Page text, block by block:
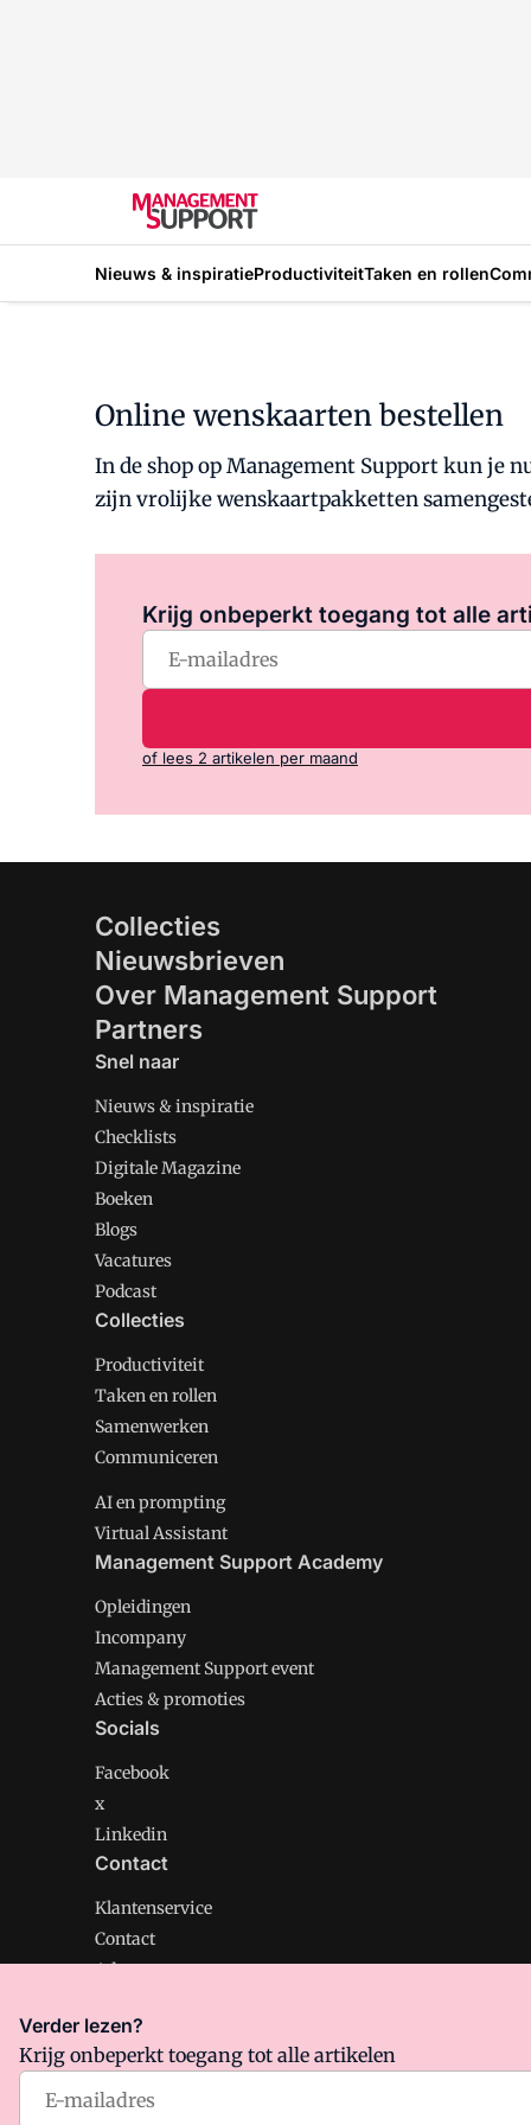
Nieuws & inspiratieProductiviteitTaken en rollen
Online wenskaarten bestellen
In de shop op Management Support kun je
zijn vrolijke wenskaartpakketten
Krijg onbeperkt toegang tot alle
of lees 2 artikelen per maand
Collecties
Nieuwsbrieven
Over Management Support
Partners
Snel naar
Nieuws & inspiratie
Checklists
Digitale Magazine
Boeken
Blogs
Vacatures
Podcast
Collecties
Productiviteit
Taken en rollen
Samenwerken
Communiceren
AI en prompting
Virtual Assistant
Management Support Academy
Opleidingen
Incompany
Management Support event
Acties & promoties
Socials
Facebook
x
Linkedin
Contact
Klantenservice
Contact
Adverteren
Management Support is onderdeel van VMN media.
Algemene Voorwaarden
Verder lezen?
Krijg onbeperkt toegang tot alle artikelen